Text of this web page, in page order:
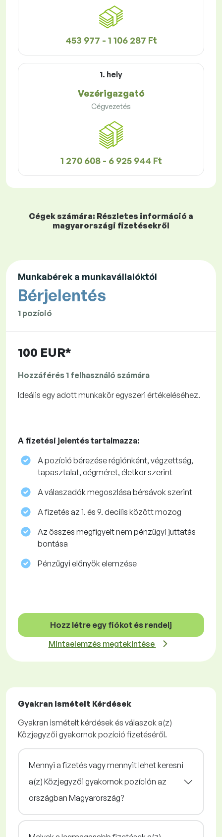
453 977 - 1 106 287 Ft
1. hely
Vezérigazgató
Cégvezetés
1 270 608 - 6 925 944 Ft
Cégek számára: Részletes információ a
magyarországi fizetésekről
Munkabérek a munkavállalóktól
Bérjelentés
1 pozíció
100 EUR*
Hozzáférés 1 felhasználó számára
Ideális egy adott munkakör egyszeri értékeléséhez.
A fizetési jelentés tartalmazza:
A pozíció bérezése régiónként, végzettség,
tapasztalat, cégméret, életkor szerint
A válaszadók megoszlása ​​bérsávok szerint
A fizetés az 1. és 9. decilis között mozog
Az összes megfigyelt nem pénzügyi juttatás
bontása
Pénzügyi előnyök elemzése
Hozz létre egy fiókot és rendelj
Mintaelemzés megtekintése
Gyakran Ismételt Kérdések
Gyakran ismételt kérdések és válaszok a(z)
Közjegyzői gyakornok pozíció fizetéséről.
Mennyi a fizetés vagy mennyit lehet keresni
a(z) Közjegyzői gyakornok pozíción az
országban Magyarország?